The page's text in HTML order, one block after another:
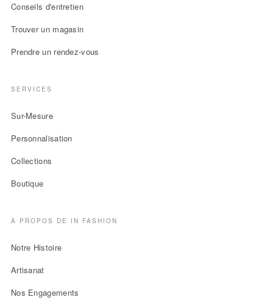
Conseils d'entretien
Trouver un magasin
Prendre un rendez-vous
SERVICES
Sur-Mesure
Personnalisation
Collections
Boutique
À PROPOS DE IN FASHION
Notre Histoire
Artisanat
Nos Engagements